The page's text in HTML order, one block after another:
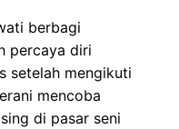
berbagi
percaya diri
setelah mengikuti
mencoba
di pasar seni